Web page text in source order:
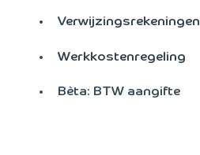
Verwijzingsrekeningen
Werkkostenregeling
Bèta: BTW aangifte